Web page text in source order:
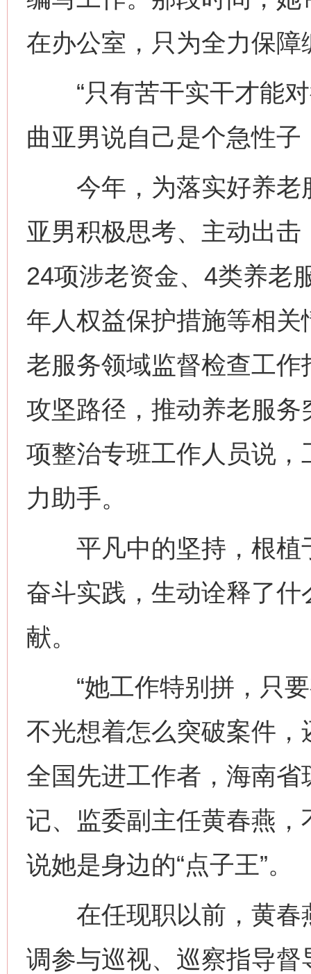
在办公室，只为全力保
“只有苦干实干才能对
曲亚男说自己是个急性
今年，为落实好养老
亚男积极思考、主动出
24项涉老资金、4类养老
年人权益保护措施等相
老服务领域监督检查工
攻坚路径，推动养老服
项整治专班工作人员说
力助手。
平凡中的坚持，根植
奋斗实践，生动诠释了
献。
“她工作特别拼，只要
不光想着怎么突破案件
全国先进工作者，海南
记、监委副主任黄春燕
说她是身边的“点子王”。
在任现职以前，黄春
调参与巡视、巡察指导督